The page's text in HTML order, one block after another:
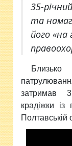
35-
та
його «на
затримав
крадіжки
Полтавській